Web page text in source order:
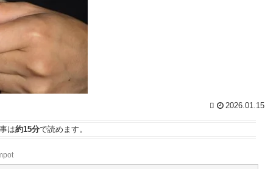
の
な
・
！
【事故】路面電車と衝突…車置き逃走 当て逃げ
か 事故の一部始終⋯ / おまとめアンテナ
15:00)
(8/7 12:15)
2026.01.15
は約15分で読めます。